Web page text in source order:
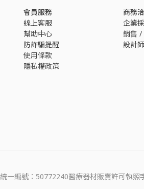
會員服務
線上客服
幫助中心
防詐騙提醒
使用條款
隱私權政策
商務
企業
銷售 /
設計
統一編號：50772240醫療器材販賣許可執